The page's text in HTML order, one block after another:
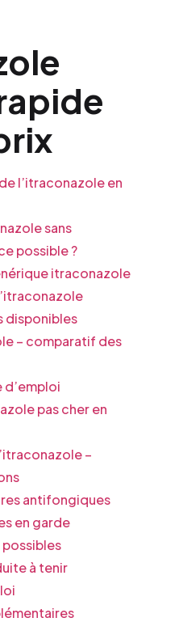
l’itraconazole en
sans
possible ?
itraconazole
disponibles
– comparatif des
pas cher en
–
antifongiques
en garde
à tenir